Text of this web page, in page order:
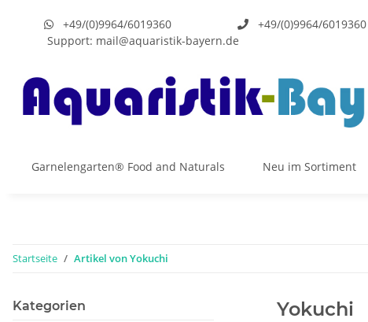
+49/(0)9964/6019360 +49/(0)9964/6019360
Support: mail@aquaristik-bayern.de
Garnelengarten® Food and Naturals Neu im Sortiment
Startseite Artikel von Yokuchi
Yokuchi
Kategorien